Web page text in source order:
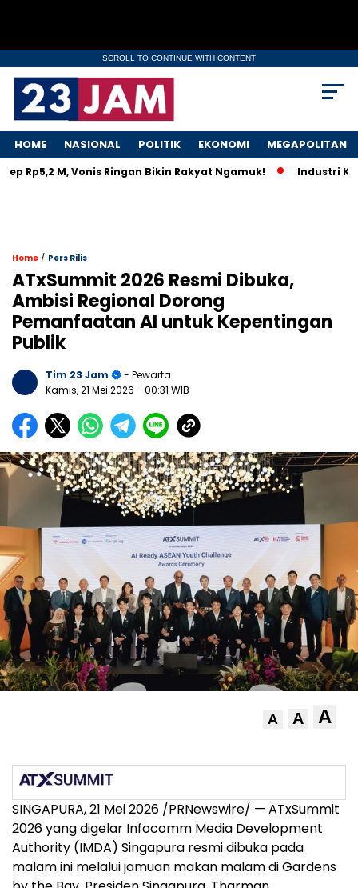
SCROLL TO CONTINUE WITH CONTENT
HOME NASIONAL POLITIK EKONOMI MEGAPOLITAN
M, Vonis Ringan Bikin Rakyat Ngamuk! Industri Kapal
Home / Pers Rilis
ATxSummit 2026 Resmi Dibuka,
Ambisi Regional Dorong
Pemanfaatan AI untuk Kepentingan
Publik
Tim 23 Jam
- Pewarta
Kamis, 21 Mei 2026 - 00:31 WIB
A A A
SINGAPURA, 21 Mei 2026 /PRNewswire/ — ATxSummit
2026 yang digelar Infocomm Media Development
Authority (IMDA) Singapura resmi dibuka pada
malam ini melalui jamuan makan malam di Gardens